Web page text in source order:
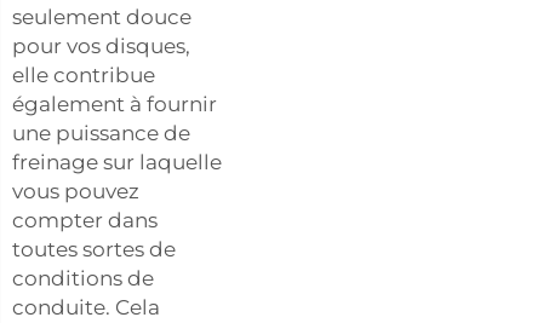
seulement douce
pour vos disques,
elle contribue
également à fournir
une puissance de
freinage sur laquelle
vous pouvez
compter dans
toutes sortes de
conditions de
conduite. Cela